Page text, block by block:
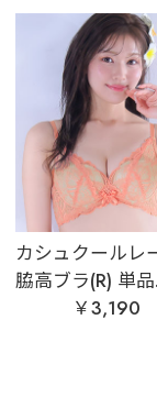
カシュクールレ
脇高ブラ(R) 単品
￥3,190